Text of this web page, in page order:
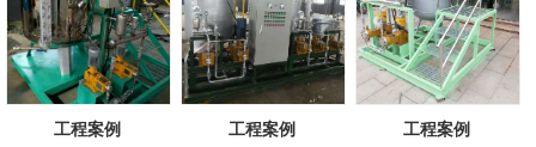
工程案例 工程案例 工程案例